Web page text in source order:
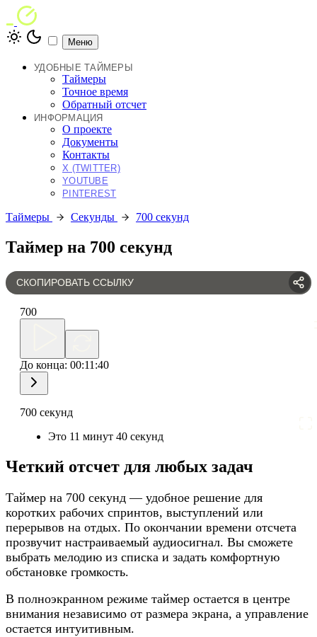
Меню
УДОБНЫЕ ТАЙМЕРЫ
Таймеры
Точное время
Обратный отсчет
ИНФОРМАЦИЯ
О проекте
Документы
Контакты
X (TWITTER)
YOUTUBE
PINTEREST
Таймеры Секунды 700 секунд
Таймер на 700 секунд
СКОПИРОВАТЬ ССЫЛКУ
700
До конца: 00:11:40
700 секунд
Это 11 минут 40 секунд
Четкий отсчет для любых задач
Таймер на 700 секунд — удобное решение для
коротких рабочих спринтов, выступлений или
перерывов на отдых. По окончании времени отсчета
прозвучит настраиваемый аудиосигнал. Вы сможете
выбрать мелодию из списка и задать комфортную
обстановке громкость.
В полноэкранном режиме таймер остается в центре
внимания независимо от размера экрана, а управление
остается интуитивным.